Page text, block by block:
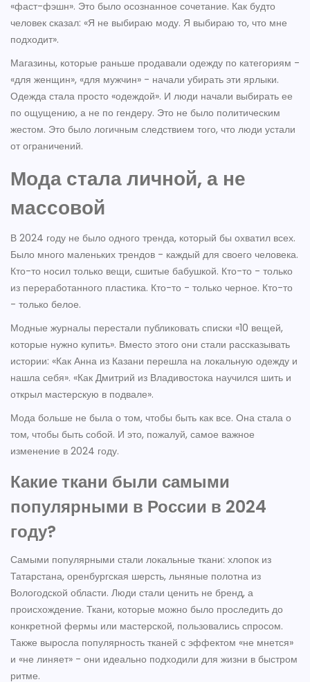
«фаст-фэшн». Это было осознанное сочетание. Как будто
человек сказал: «Я не выбираю моду. Я выбираю то, что мне
подходит».
Магазины, которые раньше продавали одежду по категориям -
«для женщин», «для мужчин» - начали убирать эти ярлыки.
Одежда стала просто «одеждой». И люди начали выбирать ее
по ощущению, а не по гендеру. Это не было политическим
жестом. Это было логичным следствием того, что люди устали
от ограничений.
Мода стала личной, а не
массовой
В 2024 году не было одного тренда, который бы охватил всех.
Было много маленьких трендов - каждый для своего человека.
Кто-то носил только вещи, сшитые бабушкой. Кто-то - только
из переработанного пластика. Кто-то - только черное. Кто-то
- только белое.
Модные журналы перестали публиковать списки «10 вещей,
которые нужно купить». Вместо этого они стали рассказывать
истории: «Как Анна из Казани перешла на локальную одежду и
нашла себя». «Как Дмитрий из Владивостока научился шить и
открыл мастерскую в подвале».
Мода больше не была о том, чтобы быть как все. Она стала о
том, чтобы быть собой. И это, пожалуй, самое важное
изменение в 2024 году.
Какие ткани были самыми
популярными в России в 2024
году?
Самыми популярными стали локальные ткани: хлопок из
Татарстана, оренбургская шерсть, льняные полотна из
Вологодской области. Люди стали ценить не бренд, а
происхождение. Ткани, которые можно было проследить до
конкретной фермы или мастерской, пользовались спросом.
Также выросла популярность тканей с эффектом «не мнется»
и «не линяет» - они идеально подходили для жизни в быстром
ритме.